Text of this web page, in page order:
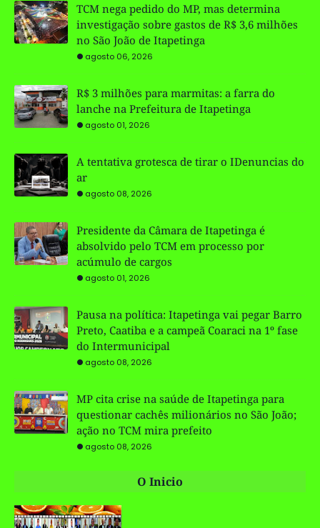
TCM nega pedido do MP, mas determina
investigação sobre gastos de R$ 3,6 milhões
no São João de Itapetinga
agosto 06, 2026
R$ 3 milhões para marmitas: a farra do
lanche na Prefeitura de Itapetinga
agosto 01, 2026
A tentativa grotesca de tirar o IDenuncias do
ar
agosto 08, 2026
Presidente da Câmara de Itapetinga é
absolvido pelo TCM em processo por
acúmulo de cargos
agosto 01, 2026
Pausa na política: Itapetinga vai pegar Barro
Preto, Caatiba e a campeã Coaraci na 1º fase
do Intermunicipal
agosto 08, 2026
MP cita crise na saúde de Itapetinga para
questionar cachês milionários no São João;
ação no TCM mira prefeito
agosto 08, 2026
O Inicio